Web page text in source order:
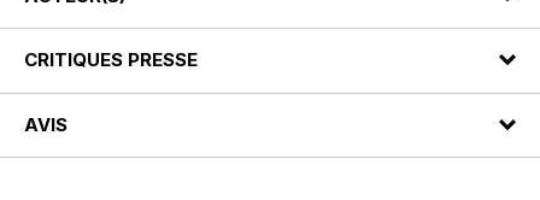
CRITIQUES PRESSE
AVIS